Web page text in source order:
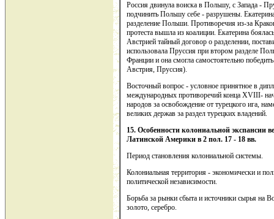
Россия двинула воиска в Польшу, с Запада -
подчинить Польшу себе - разрушены.
разделение Польши. Противоречия из-за
протеста вышла из коалиции. Екатерина
Австрией тайный договор о разделении,
использовала Пруссия при втором разделе
Франции и она смогла самостоятельно
Австрия, Пруссия).
Восточный вопрос - условное принятное в
международных противоречий конца XVIII-
народов за освобождение от турецкого ига,
великих держав за раздел турецких владений.
15. Особенности колониальной экспансии
Латинской Америки в 2 пол. 17 - 18 вв.
Период становления колониальной системы.
Колониальная территория - экономически и
политической независимости.
Борьба за рынки сбыта и источники сырья на
золото, серебро.